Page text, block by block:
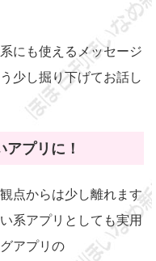
にも使えるメッセージ
少し掘り下げてお話し
プリに！
点からは少し離れます
系アプリとしても実用
アプリの